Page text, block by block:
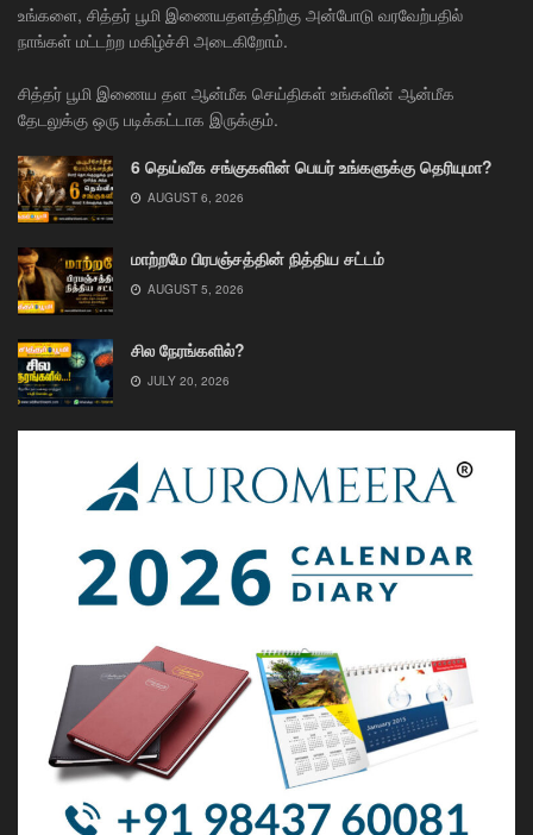
உங்களை, சித்தர் பூமி இணையதளத்திற்கு அன்போடு வரவேற்பதில்
நாங்கள் மட்டற்ற மகிழ்ச்சி அடைகிறோம்.
சித்தர் பூமி இணைய தள ஆன்மீக செய்திகள் உங்களின் ஆன்மீக
தேடலுக்கு ஒரு படிக்கட்டாக இருக்கும்.
6 தெய்வீக சங்குகளின் பெயர் உங்களுக்கு தெரியுமா?
AUGUST 6, 2026
மாற்றமே பிரபஞ்சத்தின் நித்திய சட்டம்
AUGUST 5, 2026
சில நேரங்களில்?
JULY 20, 2026